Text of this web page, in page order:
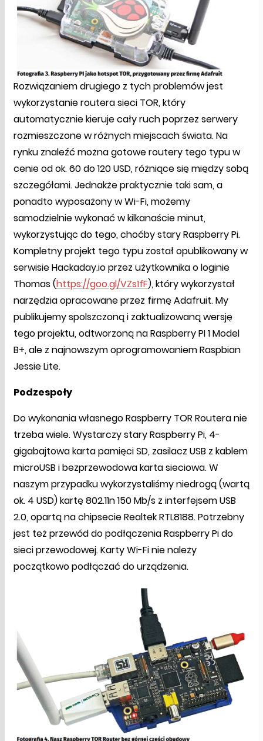
Rozwiązaniem drugiego z tych problemów jest
wykorzystanie routera sieci TOR, który
automatycznie kieruje cały ruch poprzez serwery
rozmieszczone w różnych miejscach świata. Na
rynku znaleźć można gotowe routery tego typu w
cenie od ok. 60 do 120 USD, różniące się między sobą
szczegółami. Jednakże praktycznie taki sam, a
ponadto wyposażony w Wi-Fi, możemy
samodzielnie wykonać w kilkanaście minut,
wykorzystując do tego, choćby stary Raspberry Pi.
Kompletny projekt tego typu został opublikowany w
serwisie Hackaday.io przez użytkownika o loginie
Thomas (https://goo.gl/VZs1fF), który wykorzystał
narzędzia opracowane przez firmę Adafruit. My
publikujemy spolszczoną i zaktualizowaną wersję
tego projektu, odtworzoną na Raspberry PI 1 Model
B+, ale z najnowszym oprogramowaniem Raspbian
Jessie Lite.
Podzespoły
Do wykonania własnego Raspberry TOR Routera nie
trzeba wiele. Wystarczy stary Raspberry Pi, 4-
gigabajtowa karta pamięci SD, zasilacz USB z kablem
microUSB i bezprzewodowa karta sieciowa. W
naszym przypadku wykorzystaliśmy niedrogą (wartą
ok. 4 USD) kartę 802.11n 150 Mb/s z interfejsem USB
2.0, opartą na chipsecie Realtek RTL8188. Potrzebny
jest też przewód do podłączenia Raspberry Pi do
sieci przewodowej. Karty Wi-Fi nie należy
początkowo podłączać do urządzenia.